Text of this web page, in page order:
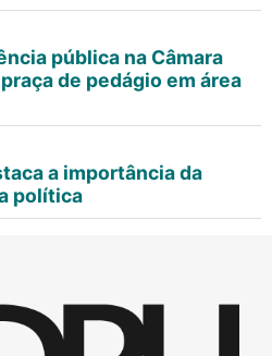
pública na Câmara
de pedágio em área
a importância da
política